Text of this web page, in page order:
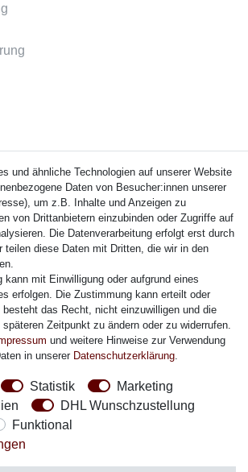
und ähnliche Technologien auf unserer Website
Daten von Besucher:innen unserer
um z.B. Inhalte und Anzeigen zu
von Drittanbietern einzubinden oder Zugriffe auf
Die Datenverarbeitung erfolgt erst durch
teilen diese Daten mit Dritten, die wir in den
kann mit Einwilligung oder aufgrund eines
erfolgen. Die Zustimmung kann erteilt oder
das Recht, nicht einzuwilligen und die
Zeitpunkt zu ändern oder zu widerrufen.
und weitere Hinweise zur Verwendung
in unserer Daten­schutz­erklärung
Statistik
Marketing
DHL Wunschzustellung
Funktional